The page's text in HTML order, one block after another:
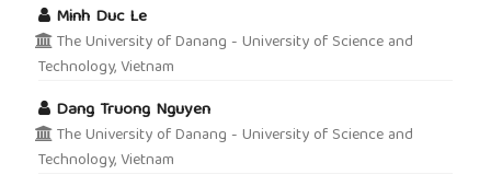
Minh Duc Le
The University of Danang - University of Science and
Technology, Vietnam
Dang Truong Nguyen
The University of Danang - University of Science and
Technology, Vietnam